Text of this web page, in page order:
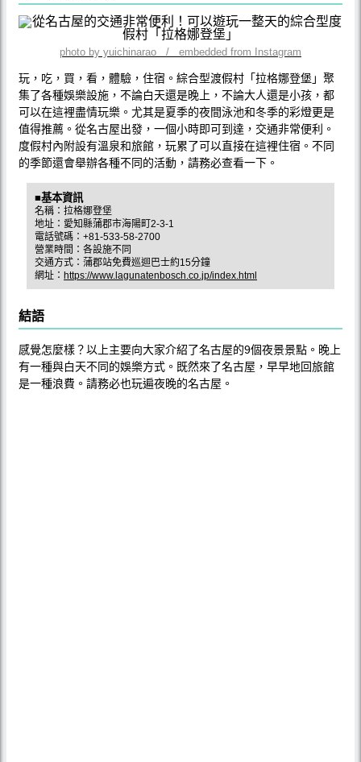
photo by yuichinarao / embedded from Instagram
玩，吃，買，看，體驗，住宿。綜合型渡假村「拉格娜登堡」聚
集了各種娛樂設施，不論白天還是晚上，不論大人還是小孩，都
可以在這裡盡情玩樂。尤其是夏季的夜間泳池和冬季的彩燈更是
值得推薦。從名古屋出發，一個小時即可到達，交通非常便利。
度假村內附設有溫泉和旅館，玩累了可以直接在這裡住宿。不同
的季節還會舉辦各種不同的活動，請務必查看一下。
■基本資訊
名稱：拉格娜登堡
地址：愛知縣蒲郡市海陽町2-3-1
電話號碼：+81-533-58-2700
營業時間：各設施不同
交通方式：蒲郡站免費巡迴巴士約15分鐘
網址： https://www.lagunatenbosch.co.jp/index.html
結語
感覺怎麼樣？以上主要向大家介紹了名古屋的9個夜景景點。晚上
有一種與白天不同的娛樂方式。既然來了名古屋，早早地回旅館
是一種浪費。請務必也玩遍夜晚的名古屋。